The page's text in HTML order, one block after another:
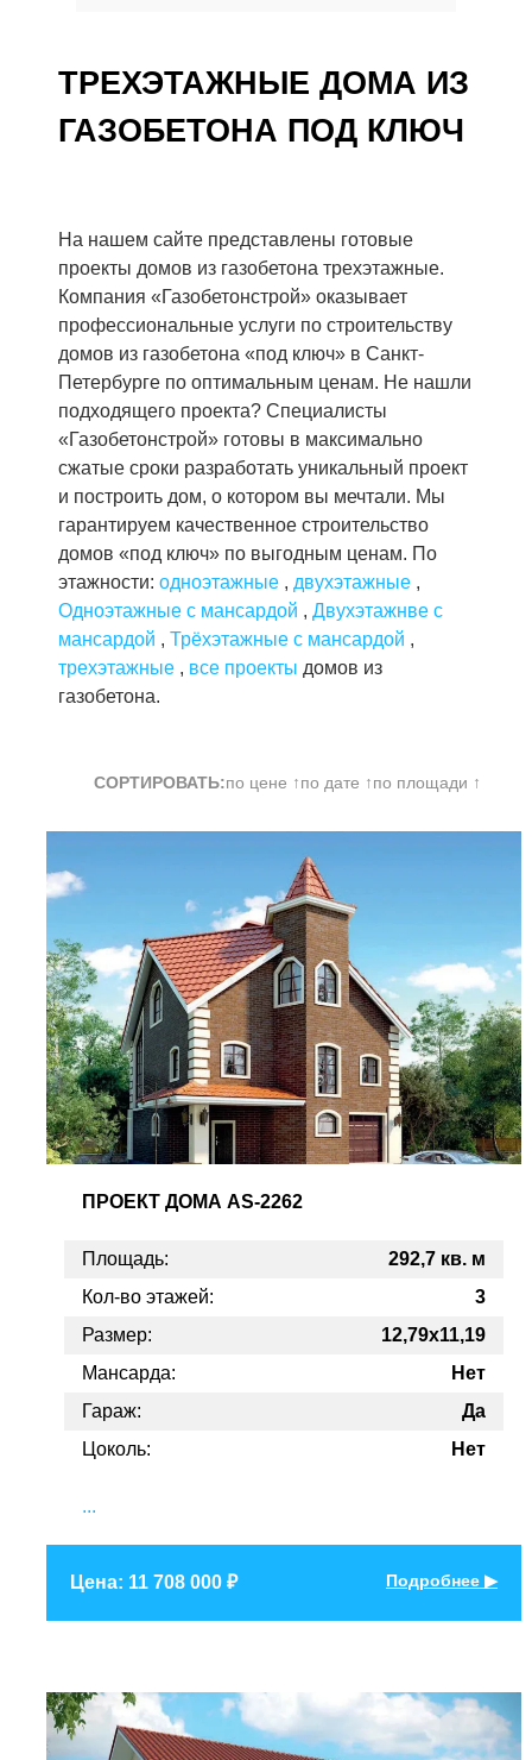
ТРЕХЭТАЖНЫЕ ДОМА ИЗ
ГАЗОБЕТОНА ПОД КЛЮЧ
На нашем сайте представлены готовые
проекты домов из газобетона трехэтажные.
Компания «Газобетонстрой» оказывает
профессиональные услуги по строительству
домов из газобетона «под ключ» в Санкт-
Петербурге по оптимальным ценам. Не нашли
подходящего проекта? Специалисты
«Газобетонстрой» готовы в максимально
сжатые сроки разработать уникальный проект
и построить дом, о котором вы мечтали. Мы
гарантируем качественное строительство
домов «под ключ» по выгодным ценам. По
этажности: одноэтажные , двухэтажные ,
Одноэтажные с мансардой , Двухэтажнве с
мансардой , Трёхэтажные с мансардой ,
трехэтажные , все проекты домов из
газобетона.
СОРТИРОВАТЬ:по цене ↑по дате ↑по площади ↑
ПРОЕКТ ДОМА AS-2262
Площадь:
292,7 кв. м
Кол-во этажей:
3
Размер:
12,79x11,19
Мансарда:
Нет
Гараж:
Да
Цоколь:
Нет
...
Цена: 11 708 000 ₽ Подробнее ▶